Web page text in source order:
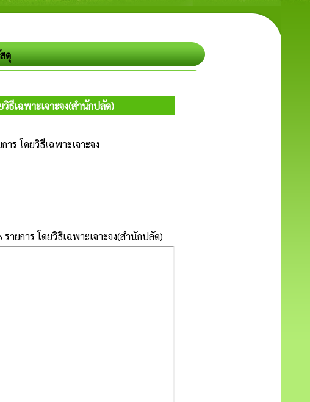
ดุ
ธีเฉพาะเจาะจง(สำนักปลัด)
ร โดยวิธีเฉพาะเจาะจง
ยการ โดยวิธีเฉพาะเจาะจง(สำนักปลัด)